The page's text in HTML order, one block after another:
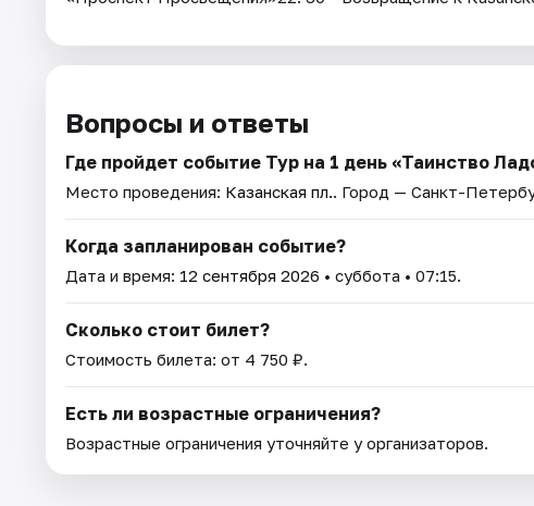
Вопросы и ответы
Где пройдет событие Тур на 1 день «Таинство
Место проведения: Казанская пл.. Город — Санкт-
Когда запланирован событие?
Дата и время: 12 сентября 2026 • суббота • 07:15.
Сколько стоит билет?
Стоимость билета: от 4 750 ₽.
Есть ли возрастные ограничения?
Возрастные ограничения уточняйте у организаторов.